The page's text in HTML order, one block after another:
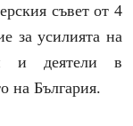
съвет от 4
за усилията на
и деятели в
на България.